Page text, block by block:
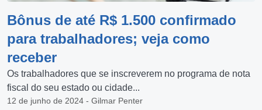
Bônus de até R$ 1.500 confirmado
para trabalhadores; veja como
receber
Os trabalhadores que se inscreverem no programa de nota
fiscal do seu estado ou cidade...
12 de junho de 2024 - Gilmar Penter